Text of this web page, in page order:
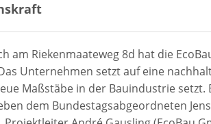
am Riekenmaateweg 8d hat die
Unternehmen setzt auf eine
Maßstäbe in der Bauindustrie
dem Bundestagsabgeordneten